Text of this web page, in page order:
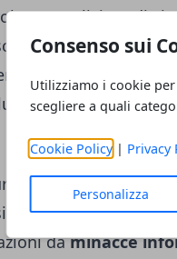
Consenso sui
Utilizziamo i cookie
scegliere a quali
Cookie Policy| Privacy
Personalizza
analisi
nei dati
decisioni
nuovi prodotti
informatica è
ICybersecurity
daminacce